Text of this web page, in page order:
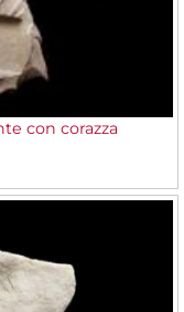
con corazza